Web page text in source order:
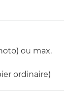
ou max.
ordinaire)